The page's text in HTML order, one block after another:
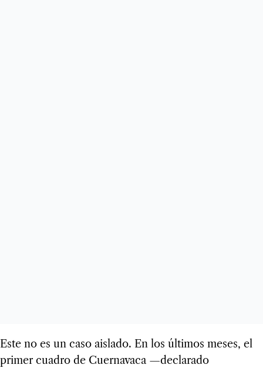
Este no es un caso aislado. En los últimos meses, el
primer cuadro de Cuernavaca —declarado